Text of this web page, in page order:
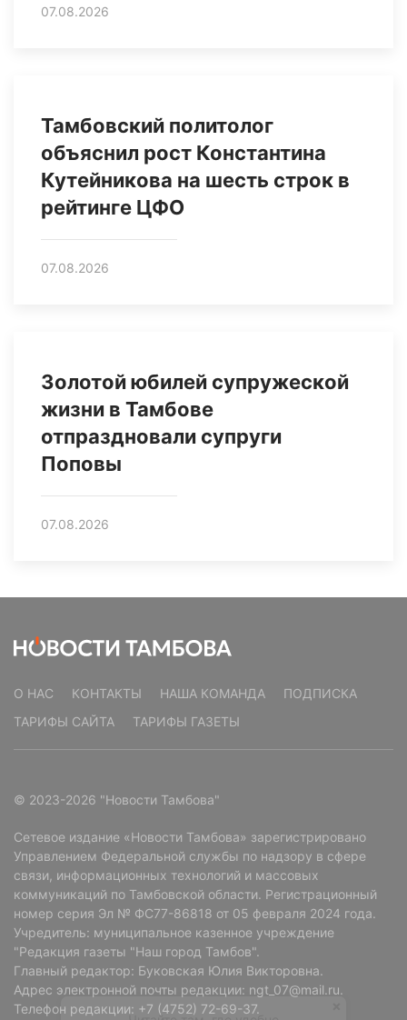
07.08.2026
Тамбовский политолог
объяснил рост Константина
Кутейникова на шесть строк в
рейтинге ЦФО
07.08.2026
Золотой юбилей супружеской
жизни в Тамбове
отпраздновали супруги
Поповы
07.08.2026
О НАС КОНТАКТЫ НАША КОМАНДА
ПОДПИСКА
ТАРИФЫ САЙТА
ТАРИФЫ ГАЗЕТЫ
© 2023-2026 "Новости Тамбова"
Сетевое издание «Новости Тамбова» зарегистрировано
Управлением Федеральной службы по надзору в сфере
связи, информационных технологий и массовых
коммуникаций по Тамбовской области. Регистрационный
номер серия Эл № ФС77-86818 от 05 февраля 2024 года.
Учредитель: муниципальное казенное учреждение
"Редакция газеты "Наш город Тамбов".
Главный редактор: Буковская Юлия Викторовна.
Адрес электронной почты редакции: ngt_07@mail.ru.
Телефон редакции: +7 (4752) 72-69-37.